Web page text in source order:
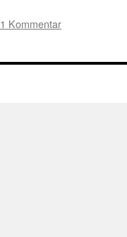
1 Kommentar